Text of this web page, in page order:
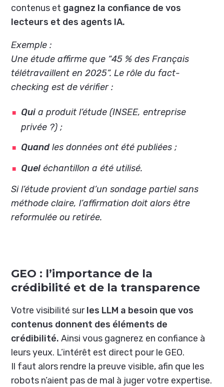
contenus et gagnez la confiance de vos
lecteurs et des agents IA.
Exemple :
Une étude affirme que “45 % des Français
télétravaillent en 2025”. Le rôle du fact-
checking est de vérifier :
Quia produit l’étude (INSEE, entreprise
privée ?) ;
Quandles données ont été publiées ;
Quel échantillon a été utilisé.
Si l’étude provient d’un sondage partiel sans
méthode claire, l’affirmation doit alors être
reformulée ou retirée.
GEO : l’importance de la
crédibilité et de la transparence
Votre visibilité surles LLM a besoin que vos
contenus donnent des éléments de
crédibilité.Ainsi vous gagnerez en confiance à
leurs yeux. L’intérêt est direct pour le GEO.
Il faut alors rendre la preuve visible, afin que les
robots n’aient pas de mal à juger votre expertise.